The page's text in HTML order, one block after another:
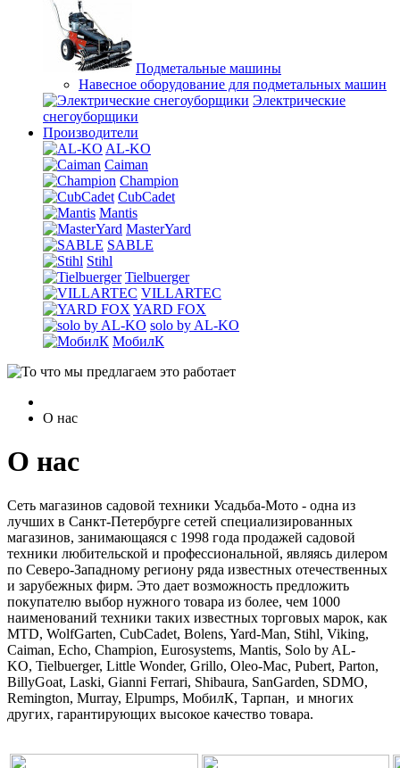
Подметальные машины
Навесное оборудование для подметальных машин
Электрические
снегоуборщики
Производители
AL-KO
Caiman
Champion
CubCadet
Mantis
MasterYard
SABLE
Stihl
Tielbuerger
VILLARTEC
YARD FOX
solo by AL-KO
МобилК
О нас
О нас
Сеть магазинов садовой техники Усадьба-Мото - одна из
лучших в Санкт-Петербурге сетей специализированных
магазинов, занимающаяся с 1998 года продажей садовой
техники любительской и профессиональной, являясь дилером
по Северо-Западному региону ряда известных отечественных
и зарубежных фирм. Это дает возможность предложить
покупателю выбор нужного товара из более, чем 1000
наименований техники таких известных торговых марок, как
MTD, WolfGarten, CubCadet, Bolens, Yard-Man, Stihl, Viking,
Caiman, Echo, Champion, Eurosystems, Mantis, Solo by AL-
KO, Tielbuerger, Little Wonder, Grillo, Oleo-Mac, Pubert, Parton,
BillyGoat, Laski, Gianni Ferrari, Shibaura, SanGarden, SDMO,
Remington, Murray, Elpumps, МобилК, Тарпан, и многих
других, гарантирующих высокое качество товара.